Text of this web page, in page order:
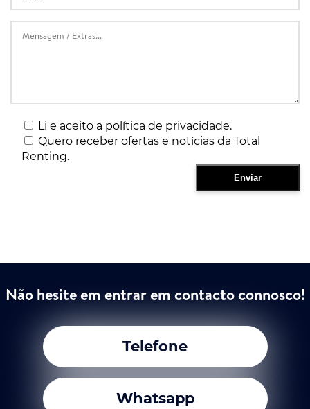
Li e aceito a política de privacidade.
Quero receber ofertas e notícias da Total
Renting.
Não hesite em entrar em contacto connosco!
Telefone
Whatsapp